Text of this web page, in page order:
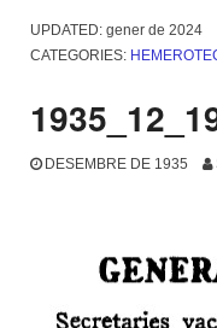
UPDATED: gener de 2024
CATEGORIES:
DESEMBRE DE 1935